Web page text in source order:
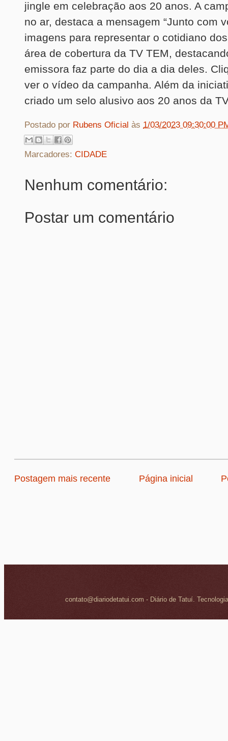
jingle em celebração aos 20 anos. A
no ar, destaca a mensagem “Junto com
imagens para representar o cotidiano
área de cobertura da TV TEM,
emissora faz parte do dia a dia deles.
ver o vídeo da campanha. Além da
criado um selo alusivo aos 20 anos da
Postado por Rubens Oficial às 1/03/2023 09:30:00
Marcadores: CIDADE
Nenhum comentário:
Postar um comentário
Postagem mais recente Página inicial
contato@diariodetatui.com - Diário de Tatuí.